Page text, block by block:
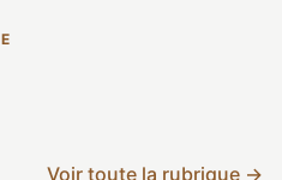
contenus utiles,
ancrés dans le terrain
ou des discours
Voir toute la rubrique →